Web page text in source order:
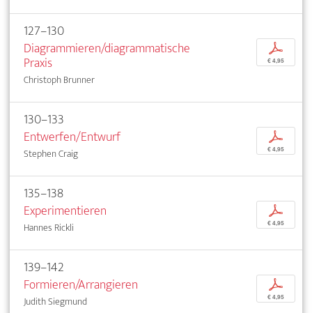
127–130
Diagrammieren/diagrammatische
Praxis
Christoph Brunner
p
€ 4,95
130–133
Entwerfen/Entwurf
Stephen Craig
p
€ 4,95
135–138
Experimentieren
Hannes Rickli
p
€ 4,95
139–142
Formieren/Arrangieren
Judith Siegmund
p
€ 4,95